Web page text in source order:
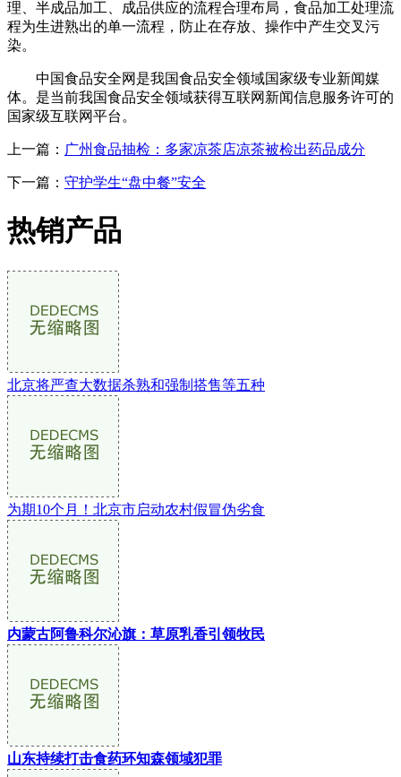
理、半成品加工、成品供应的流程合理布局，食品加工处理流
程为生进熟出的单一流程，防止在存放、操作中产生交叉污
染。
中国食品安全网是我国食品安全领域国家级专业新闻媒
体。是当前我国食品安全领域获得互联网新闻信息服务许可的
国家级互联网平台。
上一篇： 广州食品抽检：多家凉茶店凉茶被检出药品成分
下一篇： 守护学生“盘中餐”安全
热销产品
北京将严查大数据杀熟和强制搭售等五种
为期10个月！北京市启动农村假冒伪劣食
内蒙古阿鲁科尔沁旗：草原乳香引领牧民
山东持续打击食药环知森领域犯罪